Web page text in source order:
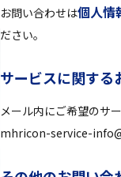
お問い合わせは個人情
ださい。
サービスに関する
メール内にご希望のサ
mhricon-service-